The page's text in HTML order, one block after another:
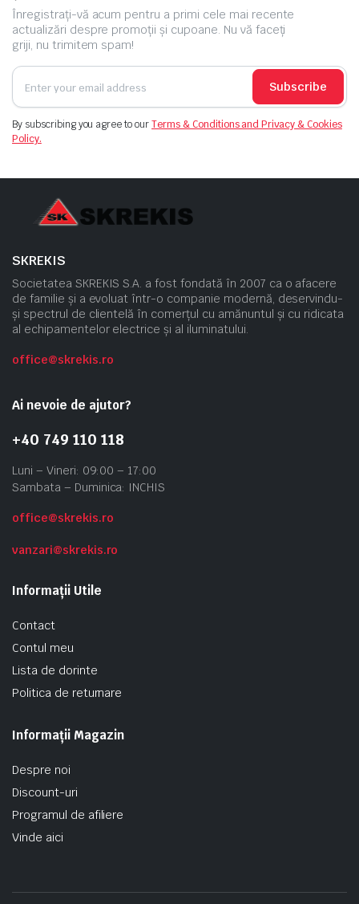
Înregistrați-vă acum pentru a primi cele mai recente
actualizări despre promoții și cupoane. Nu vă faceți
griji, nu trimitem spam!
Subscribe
By subscribing you agree to ourTerms & Conditions and Privacy & Cookies
Policy.
SKREKIS
Societatea SKREKIS S.A. a fost fondată în 2007 ca o afacere
de familie și a evoluat într-o companie modernă, deservindu-
și spectrul de clientelă în comerțul cu amănuntul și cu ridicata
al echipamentelor electrice și al iluminatului.
office@skrekis.ro
Ai nevoie de ajutor?
+40 749 110 118
Luni – Vineri: 09:00 – 17:00
Sambata – Duminica: INCHIS
office@skrekis.ro
vanzari@skrekis.ro
Informații Utile
Contact
Contul meu
Lista de dorinte
Politica de returnare
Informații Magazin
Despre noi
Discount-uri
Programul de afiliere
Vinde aici